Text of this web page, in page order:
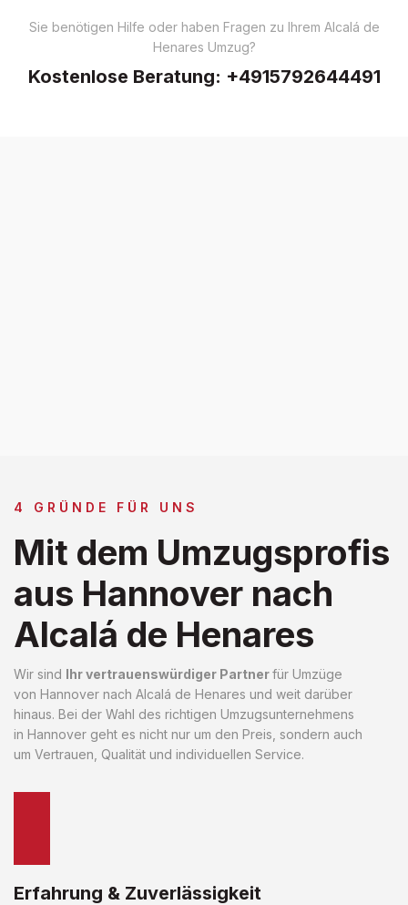
Sie benötigen Hilfe oder haben Fragen zu Ihrem Alcalá de
Henares Umzug?
Kostenlose Beratung: +4915792644491
4 GRÜNDE FÜR UNS
Mit dem Umzugsprofis
aus Hannover nach
Alcalá de Henares
Wir sind Ihr vertrauenswürdiger Partnerfür Umzüge
von Hannover nach Alcalá de Henares und weit darüber
hinaus. Bei der Wahl des richtigen Umzugsunternehmens
in Hannover geht es nicht nur um den Preis, sondern auch
um Vertrauen, Qualität und individuellen Service.
Erfahrung & Zuverlässigkeit